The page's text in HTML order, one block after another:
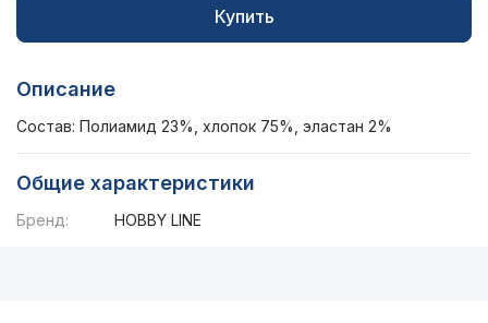
Купить
Описание
Состав: Полиамид 23%, хлопок 75%, эластан 2%
Общие характеристики
Бренд: HOBBY LINE